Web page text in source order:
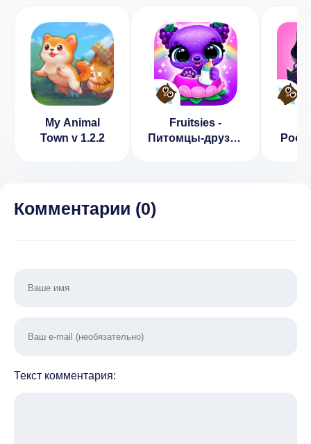
My Animal
Town v 1.2.2
Fruitsies -
Питомцы-друзья
Комментарии (0)
Текст комментария: